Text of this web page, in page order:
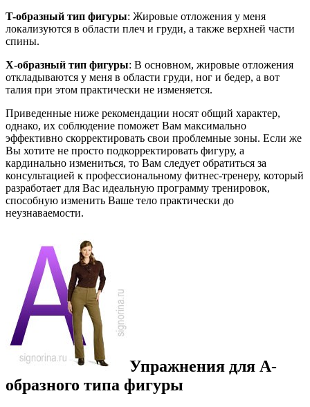
T-образный тип фигуры: Жировые отложения у меня
локализуются в области плеч и груди, а также верхней части
спины.
X-образный тип фигуры: В основном, жировые отложения
откладываются у меня в области груди, ног и бедер, а вот
талия при этом практически не изменяется.
Приведенные ниже рекомендации носят общий характер,
однако, их соблюдение поможет Вам максимально
эффективно скорректировать свои проблемные зоны. Если же
Вы хотите не просто подкорректировать фигуру, а
кардинально измениться, то Вам следует обратиться за
консультацией к профессиональному фитнес-тренеру, который
разработает для Вас идеальную программу тренировок,
способную изменить Ваше тело практически до
неузнаваемости.
Упражнения для A-
образного типа фигуры